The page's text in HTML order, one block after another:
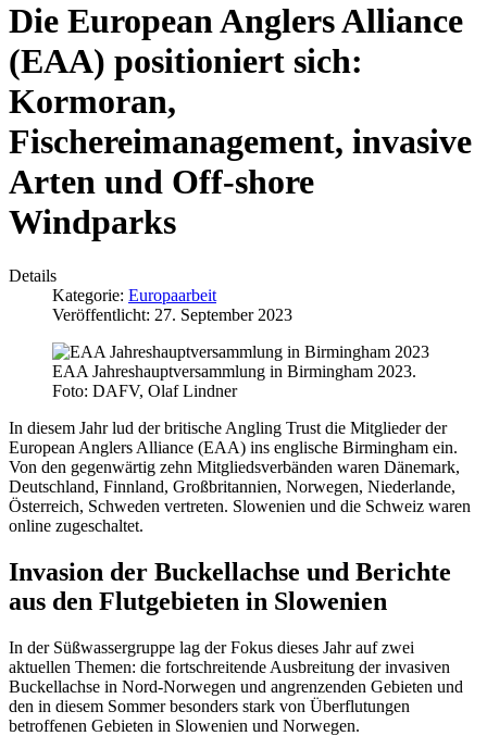
Die European Anglers Alliance
(EAA) positioniert sich:
Kormoran,
Fischereimanagement, invasive
Arten und Off-shore
Windparks
Details
Kategorie: Europaarbeit
Veröffentlicht: 27. September 2023
EAA Jahreshauptversammlung in Birmingham 2023.
Foto: DAFV, Olaf Lindner
In diesem Jahr lud der britische Angling Trust die Mitglieder der
European Anglers Alliance (EAA) ins englische Birmingham ein.
Von den gegenwärtig zehn Mitgliedsverbänden waren Dänemark,
Deutschland, Finnland, Großbritannien, Norwegen, Niederlande,
Österreich, Schweden vertreten. Slowenien und die Schweiz waren
online zugeschaltet.
Invasion der Buckellachse und Berichte
aus den Flutgebieten in Slowenien
In der Süßwassergruppe lag der Fokus dieses Jahr auf zwei
aktuellen Themen: die fortschreitende Ausbreitung der invasiven
Buckellachse in Nord-Norwegen und angrenzenden Gebieten und
den in diesem Sommer besonders stark von Überflutungen
betroffenen Gebieten in Slowenien und Norwegen.